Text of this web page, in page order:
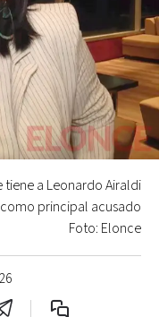
tiene a Leonardo Airaldi
como principal acusado
Foto: Elonce